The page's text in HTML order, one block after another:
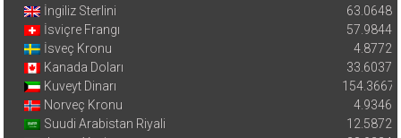
İngiliz Sterlini
63.0648
İsviçre Frangı
57.9844
İsveç Kronu
4.8772
Kanada Doları
33.6037
Kuveyt Dinarı
154.3667
Norveç Kronu
4.9346
Suudi Arabistan Riyali
12.5872